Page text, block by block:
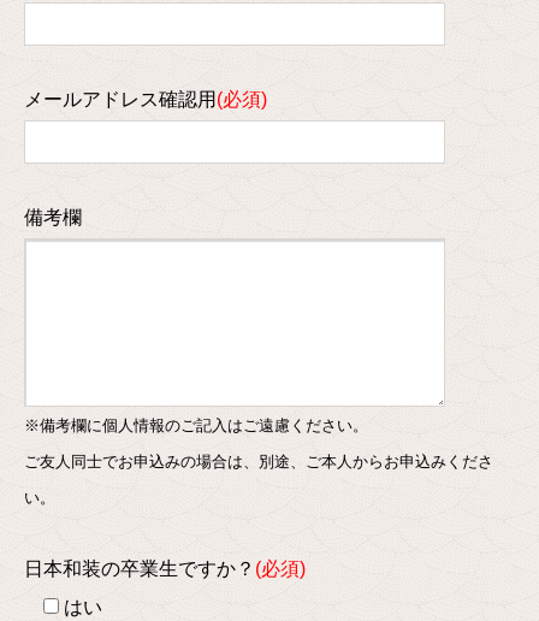
メールアドレス確認用
備考欄
※備考欄に個人情報のご記入はご遠慮ください。
ご友人同士でお申込みの場合は、別途、ご本人からお申込みくださ
い。
日本和装の卒業生ですか？
はい